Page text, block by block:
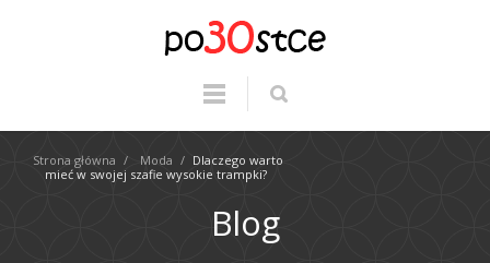
Strona główna / Moda / Dlaczego warto
mieć w swojej szafie wysokie trampki?
Blog